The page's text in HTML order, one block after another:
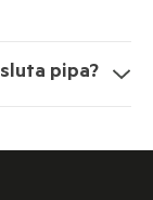
pipa?